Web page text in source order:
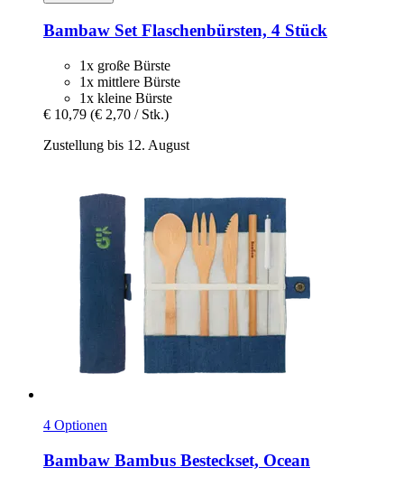
Bambaw Set Flaschenbürsten, 4 Stück
1x große Bürste
1x mittlere Bürste
1x kleine Bürste
€ 10,79 (€ 2,70 / Stk.)
Zustellung bis 12. August
4 Optionen
Bambaw Bambus Besteckset, Ocean